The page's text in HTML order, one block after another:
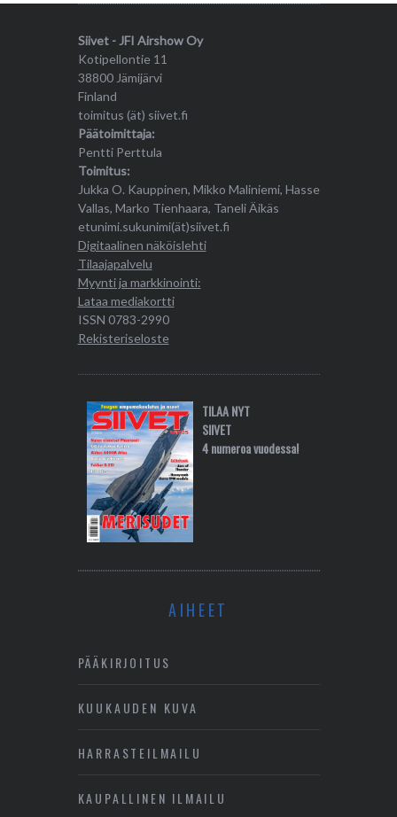
Siivet - JFI Airshow Oy
Kotipellontie 11
38800 Jämijärvi
Finland
toimitus (ät) siivet.fi
Päätoimittaja:
Pentti Perttula
Toimitus:
Jukka O. Kauppinen, Mikko Maliniemi, Hasse
Vallas, Marko Tienhaara, Taneli Äikäs
etunimi.sukunimi(ät)siivet.fi
Digitaalinen näköislehti
Tilaajapalvelu
Myynti ja markkinointi:
Lataa mediakortti
ISSN 0783-2990
Rekisteriseloste
TILAA NYT
SIIVET
4 numeroa vuodessa!
AIHEET
PÄÄKIRJOITUS
KUUKAUDEN KUVA
HARRASTEILMAILU
KAUPALLINEN ILMAILU